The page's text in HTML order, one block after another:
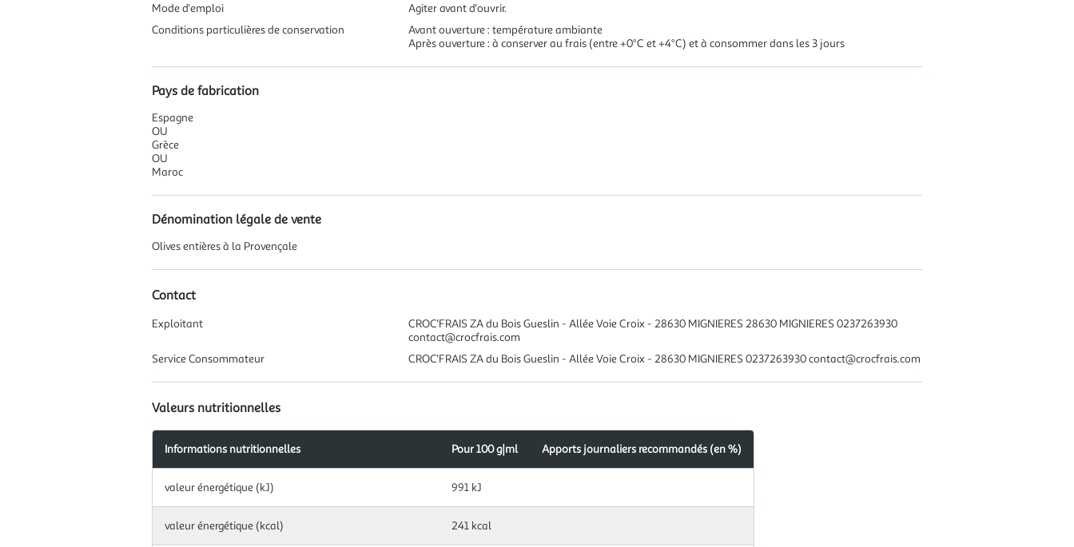
Mode d'emploi
Agiter avant d'ouvrir.
Conditions particulières de conservation
Avant ouverture : température ambiante
Après ouverture : à conserver au frais (entre +0°C et +4°C) et à consommer dans les 3 jours
Pays de fabrication
Espagne
OU
Grèce
OU
Maroc
Dénomination légale de vente
Olives entières à la Provençale
Contact
Exploitant
CROC'FRAIS ZA du Bois Gueslin - Allée Voie Croix - 28630 MIGNIERES 28630 MIGNIERES 0237263930
contact@crocfrais.com
Service Consommateur
CROC'FRAIS ZA du Bois Gueslin - Allée Voie Croix - 28630 MIGNIERES 0237263930 contact@crocfrais.com
Valeurs nutritionnelles
nutritionnelles
pour
g|ml
Informations nutritionnelles Pour 100 g|ml Apports journaliers recommandés (en %)
valeur énergétique (kJ) 991 kJ
valeur énergétique (kcal) 241 kcal